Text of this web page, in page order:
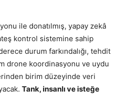
ile donatılmış, yapay zekâ
kontrol sistemine sahip
durum farkındalığı, tehdit
drone koordinasyonu ve uydu
birim düzeyinde veri
Tank, insanlı ve isteğe